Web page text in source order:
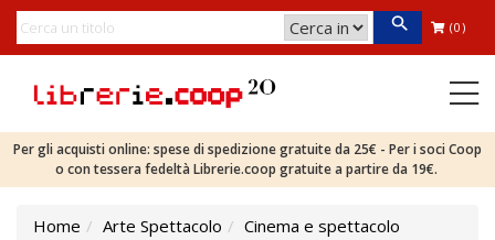
(0)
Per gli acquisti online: spese di spedizione gratuite da 25€ - Per i soci Coop
o con tessera fedeltà Librerie.coop gratuite a partire da 19€.
Home Arte Spettacolo
Cinema e spettacolo